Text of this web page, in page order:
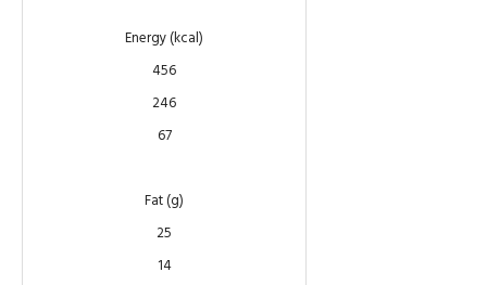
Energy (kcal)
456
246
67
Fat (g)
25
14